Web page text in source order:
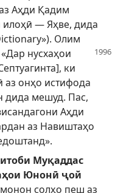
Аҳди Қадим
илоҳӣ — Яҳве, дида
Олим
нусхаҳои
ки
аз онҳо истифода
дида мешуд. Пас,
Аҳди
аз Навиштаҳо
Муқаддас
Юнонӣ ҷой
солҳо пеш аз